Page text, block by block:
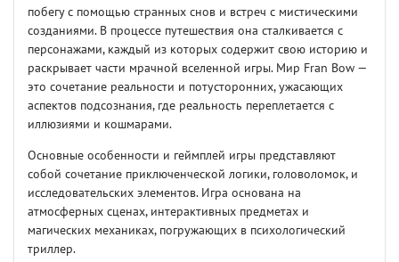
побегу с помощью странных снов и встреч с мистическими
созданиями. В процессе путешествия она сталкивается с
персонажами, каждый из которых содержит свою историю и
раскрывает части мрачной вселенной игры. Мир Fran Bow —
это сочетание реальности и потусторонних, ужасающих
аспектов подсознания, где реальность переплетается с
иллюзиями и кошмарами.
Основные особенности и геймплей игры представляют
собой сочетание приключенческой логики, головоломок, и
исследовательских элементов. Игра основана на
атмосферных сценах, интерактивных предметах и
магических механиках, погружающих в психологический
триллер.